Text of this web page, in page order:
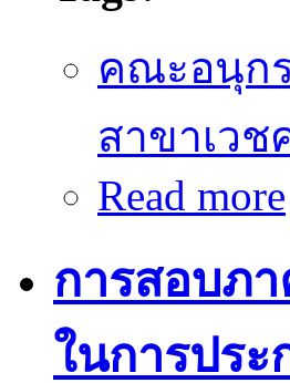
คณะอนุก
สาขาเว
Read more
การสอบภ
ในการปร